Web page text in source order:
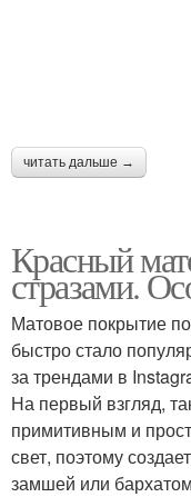
читать дальше →
Красный
стразами.
Матовое покрытие
быстро стало
за трендами в
На первый взгляд,
примитивным и
свет, поэтому
замшей или